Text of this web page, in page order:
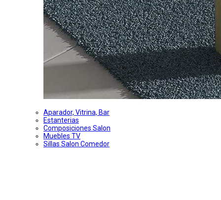
Aparador, Vitrina, Bar
Estanterias
Composiciones Salon
Muebles TV
Sillas Salon Comedor